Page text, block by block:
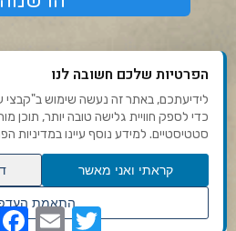
תנאי שימוש
פנו אלינו
הצהרת
Ⓒ 2020 - כל הזכויות שמורות לשבתון EmailTwitter לראש
הפרטיות שלכם חשובה לנו
כדי לספק חוויית גלישה טובה יותר, תוכן
סטטיסטיים. למידע נוסף עיינו במדיניות
קראתי ואני מאשר
התאמת
שנו העדפות פרטיות